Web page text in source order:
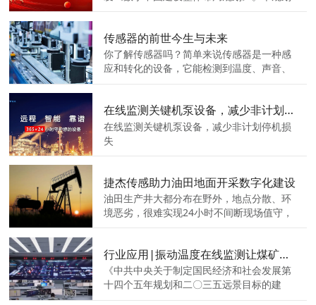
的有力支撑，明确了数字中国建设的重要性
和必要性。
传感器的前世今生与未来
你了解传感器吗？简单来说传感器是一种感
应和转化的设备，它能检测到温度、声音、
智能化。
在线监测关键机泵设备，减少非计划停机损失
在线监测关键机泵设备，减少非计划停机损
失
捷杰传感助力油田地面开采数字化建设
油田生产井大都分布在野外，地点分散、环
境恶劣，很难实现24小时不间断现场值守，
不仅影响产量，还容易造成安全事故。因
此，油田地面系统的建设则成为油田开发生
产管理的重要环节。在工业数字化的浪潮
行业应用|振动温度在线监测让煤矿设备运维更智慧
《中共中央关于制定国民经济和社会发展第
十四个五年规划和二〇三五远景目标的建